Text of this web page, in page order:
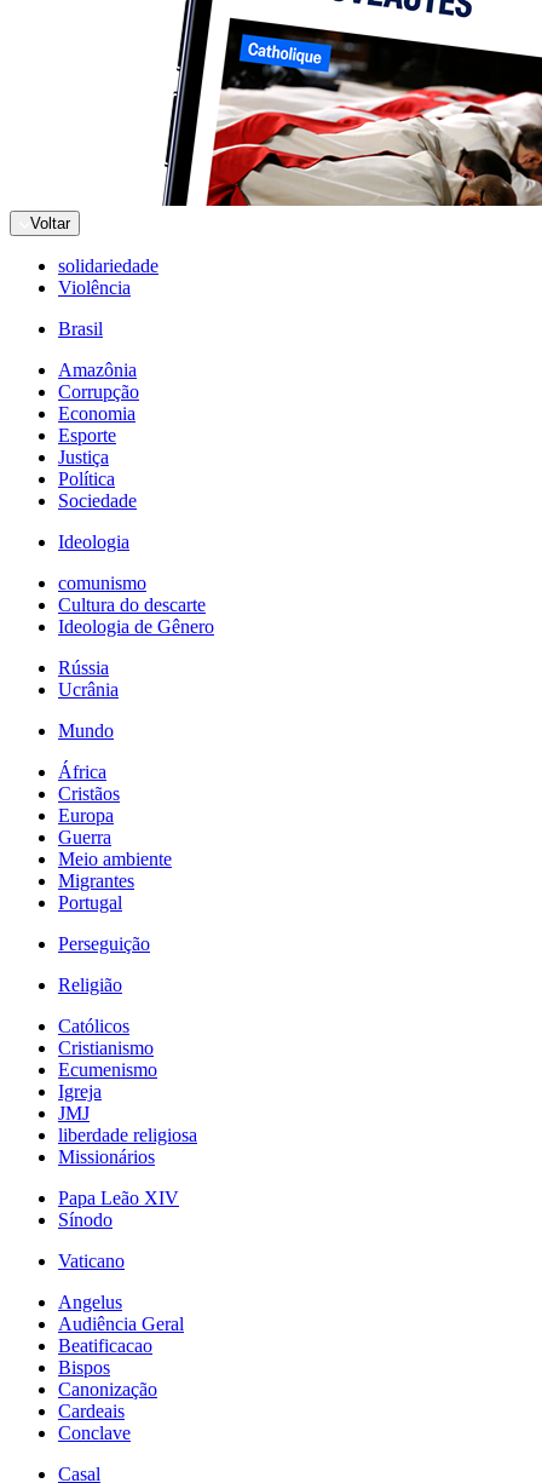
Voltar
solidariedade
Violência
Brasil
Amazônia
Corrupção
Economia
Esporte
Justiça
Política
Sociedade
Ideologia
comunismo
Cultura do descarte
Ideologia de Gênero
Rússia
Ucrânia
Mundo
África
Cristãos
Europa
Guerra
Meio ambiente
Migrantes
Portugal
Perseguição
Religião
Católicos
Cristianismo
Ecumenismo
Igreja
JMJ
liberdade religiosa
Missionários
Papa Leão XIV
Sínodo
Vaticano
Angelus
Audiência Geral
Beatificacao
Bispos
Canonização
Cardeais
Conclave
Casal